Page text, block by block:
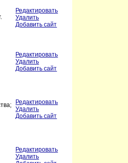
Редактировать
Удалить
Добавить сайт
Редактировать
Удалить
Добавить сайт
Редактировать
Удалить
Добавить сайт
Редактировать
Удалить